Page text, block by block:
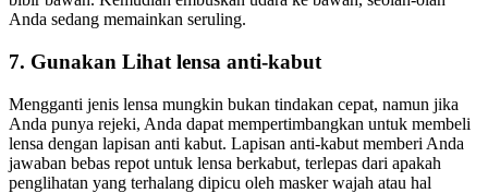
Anda sedang memainkan seruling.
7. Gunakan Lihat lensa anti-kabut
Mengganti jenis lensa mungkin bukan tindakan cepat, namun jika
Anda punya rejeki, Anda dapat mempertimbangkan untuk membeli
lensa dengan lapisan anti kabut. Lapisan anti-kabut memberi Anda
jawaban bebas repot untuk lensa berkabut, terlepas dari apakah
penglihatan yang terhalang dipicu oleh masker wajah atau hal